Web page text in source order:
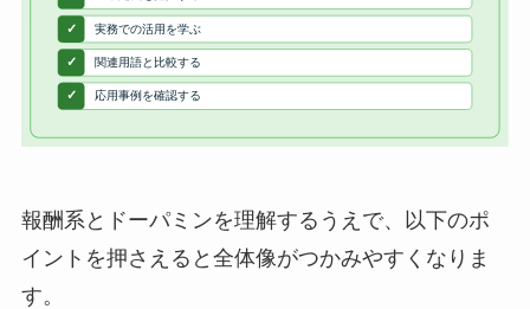
報酬系とドーパミンを理解するうえで、以下のポ
イントを押さえると全体像がつかみやすくなりま
す。